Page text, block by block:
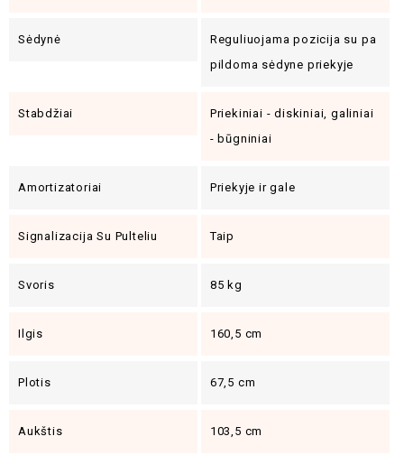
Sėdynė
Reguliuojama pozicija su pa
pildoma sėdyne priekyje
Stabdžiai
Priekiniai - diskiniai, galiniai
- būgniniai
Amortizatoriai Priekyje ir gale
Signalizacija Su Pulteliu Taip
Svoris 85 kg
Ilgis 160,5 cm
Plotis 67,5 cm
Aukštis 103,5 cm